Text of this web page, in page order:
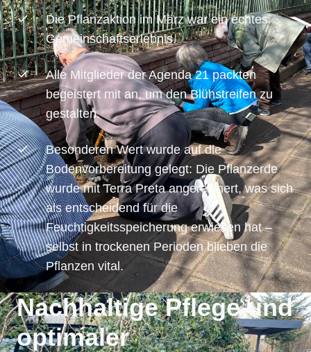
Die Pflanzaktion im März war ein echtes
Gemeinschaftserlebnis.
Alle Mitglieder der Agenda 21 packten
begeistert mit an, um den Blühstreifen zu
gestalten.
Besonderen Wert wurde auf die
Bodenvorbereitung gelegt: Die Pflanzerde
wurde mit Terra Preta angereichert, was sich
als entscheidend für die
Feuchtigkeitsspeicherung erwiesen hat –
selbst in trockenen Perioden blieben die
Pflanzen vital.
Nachhaltige Pflege und
optimaler